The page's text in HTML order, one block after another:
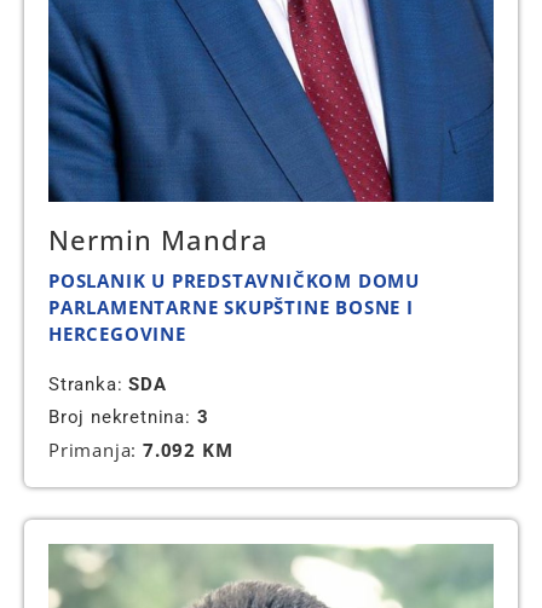
Nermin Mandra
POSLANIK U PREDSTAVNIČKOM DOMU
PARLAMENTARNE SKUPŠTINE BOSNE I
HERCEGOVINE
Stranka:SDA
Broj nekretnina: 3
Primanja: 7.092 KM